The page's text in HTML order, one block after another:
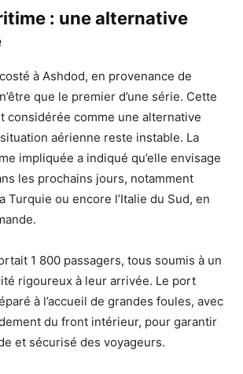
: une alternative
à Ashdod, en provenance de
que le premier d’une série. Cette
considérée comme une alternative
aérienne reste instable. La
impliquée a indiqué qu’elle envisage
les prochains jours, notamment
Turquie ou encore l’Italie du Sud, en
1 800 passagers, tous soumis à un
rigoureux à leur arrivée. Le port
à l’accueil de grandes foules, avec
du front intérieur, pour garantir
et sécurisé des voyageurs.